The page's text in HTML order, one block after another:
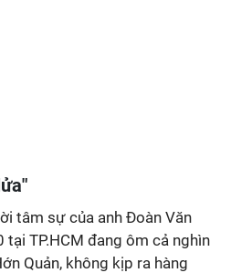
tâm sự của anh Đoàn Văn
tại TP.HCM đang ôm cả nghìn
Quản, không kịp ra hàng